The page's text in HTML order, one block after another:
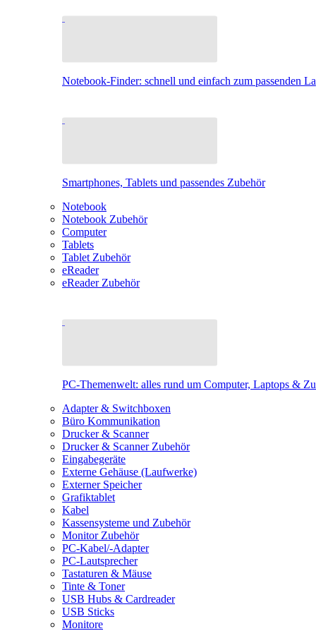
Notebook-Finder: schnell und einfach zum passenden
Smartphones, Tablets und passendes Zubehör
Notebook
Notebook Zubehör
Computer
Tablets
Tablet Zubehör
eReader
eReader Zubehör
PC-Themenwelt: alles rund um Computer, Laptops &
Adapter & Switchboxen
Büro Kommunikation
Drucker & Scanner
Drucker & Scanner Zubehör
Eingabegeräte
Externe Gehäuse (Laufwerke)
Externer Speicher
Grafiktablet
Kabel
Kassensysteme und Zubehör
Monitor Zubehör
PC-Kabel/-Adapter
PC-Lautsprecher
Tastaturen & Mäuse
Tinte & Toner
USB Hubs & Cardreader
USB Sticks
Monitore